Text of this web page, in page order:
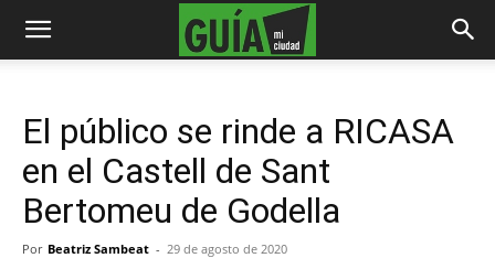
El público se rinde a RICASA
en el Castell de Sant
Bertomeu de Godella
Por Beatriz Sambeat - 29 de agosto de 2020